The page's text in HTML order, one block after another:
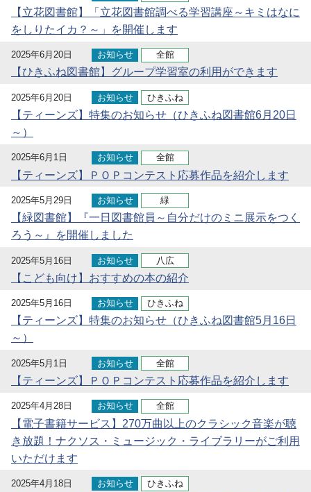
【立花図書館】「立花図書館調べる学習講座～キミはなに
をしりたイカ？～」を開催します
2025年6月20日 お知らせ 全館
【ひきふね図書館】グループ学習室の利用ができます
2025年6月20日 お知らせ ひきふね
【ティーンズ】特集のお知らせ（ひきふね図書館6月20日
～）
2025年6月1日 お知らせ 全館
【ティーンズ】ＰＯＰコンテスト応募作品を紹介します
2025年5月29日 お知らせ 緑
【緑図書館】『一日図書館員～自分だけのミニ展示をつく
ろう～』を開催しました
2025年5月16日 お知らせ 八広
【こども向け】おすすめの本の紹介
2025年5月16日 お知らせ ひきふね
【ティーンズ】特集のお知らせ（ひきふね図書館5月16日
～）
2025年5月1日 お知らせ 全館
【ティーンズ】ＰＯＰコンテスト応募作品を紹介します
2025年4月28日 お知らせ 全館
【電子書籍サービス】270万曲以上のクラシック音楽が聴
き放題！ナクソス・ミュージック・ライブラリーがご利用
いただけます
2025年4月18日 お知らせ ひきふね